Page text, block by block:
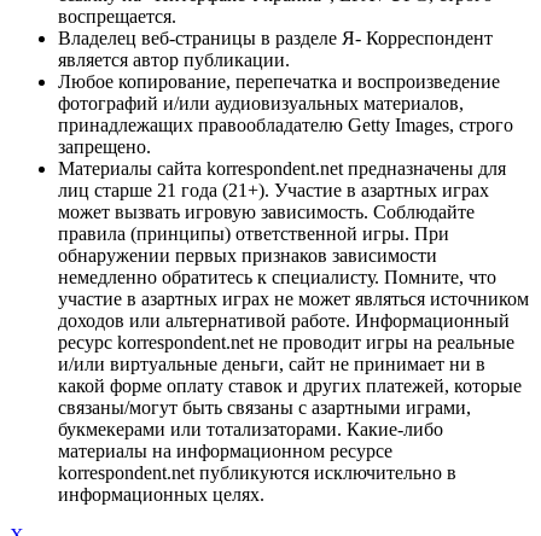
воспрещается.
Владелец веб-страницы в разделе Я- Корреспондент
является автор публикации.
Любое копирование, перепечатка и воспроизведение
фотографий и/или аудиовизуальных материалов,
принадлежащих правообладателю Getty Images, строго
запрещено.
Материалы сайта korrespondent.net предназначены для
лиц старше 21 года (21+). Участие в азартных играх
может вызвать игровую зависимость. Соблюдайте
правила (принципы) ответственной игры. При
обнаружении первых признаков зависимости
немедленно обратитесь к специалисту. Помните, что
участие в азартных играх не может являться источником
доходов или альтернативой работе. Информационный
ресурс korrespondent.net не проводит игры на реальные
и/или виртуальные деньги, сайт не принимает ни в
какой форме оплату ставок и других платежей, которые
связаны/могут быть связаны с азартными играми,
букмекерами или тотализаторами. Какие-либо
материалы на информационном ресурсе
korrespondent.net публикуются исключительно в
информационных целях.